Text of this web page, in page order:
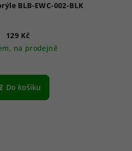
BLB-EWC-002-BLK
129 Kč
na prodejně
Do košíku